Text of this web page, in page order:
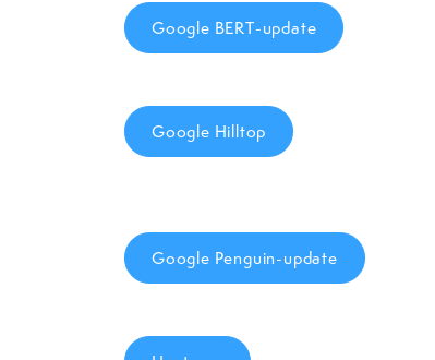
Google BERT-update
Google Hilltop
Google Penguin-update